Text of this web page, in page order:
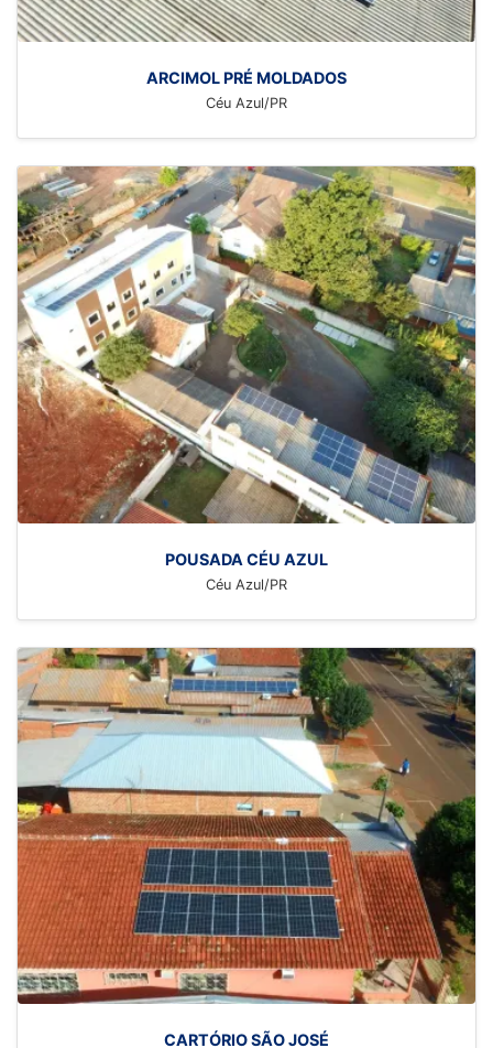
ARCIMOL PRÉ MOLDADOS
Céu Azul/PR
POUSADA CÉU AZUL
Céu Azul/PR
CARTÓRIO SÃO JOSÉ